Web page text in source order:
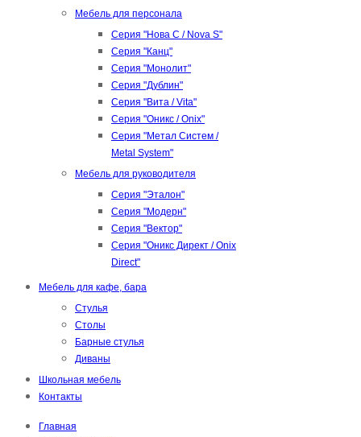
Мебель для персонала
Серия "Нова С / Nova S"
Серия "Канц"
Серия "Монолит"
Серия "Дублин"
Серия "Вита / Vita"
Серия "Оникс / Onix"
Серия "Метал Систем /
Metal System"
Мебель для руководителя
Серия "Эталон"
Серия "Модерн"
Серия "Вектор"
Серия "Оникс Директ / Onix
Direct"
Мебель для кафе, бара
Стулья
Столы
Барные стулья
Диваны
Школьная мебель
Контакты
Главная